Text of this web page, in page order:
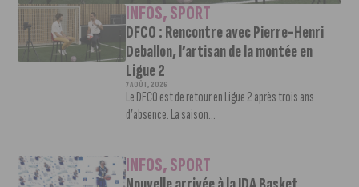
INFOS,SPORT
DFCO : Rencontre avec Pierre-Henri
Deballon, l’artisan de la montée en
Ligue 2
7 AOÛT, 2026
Le DFCO est de retour en Ligue 2 après trois ans
d’absence. La saison...
INFOS,SPORT